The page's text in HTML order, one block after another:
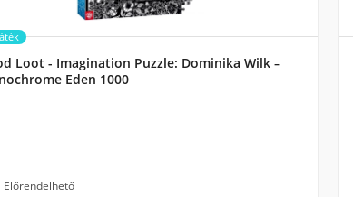
Loot - Imagination Puzzle: Dominika Wilk –
Eden 1000
Előrendelhető